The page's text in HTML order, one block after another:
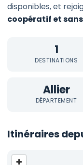
disponibles, et
coopératif et
1
DESTINATIONS
Allier
DÉPARTEMENT
Itinéraires